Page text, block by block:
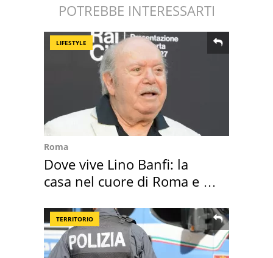
POTREBBE INTERESSARTI
LIFESTYLE
Roma
Dove vive Lino Banfi: la
casa nel cuore di Roma e i
TERRITORIO